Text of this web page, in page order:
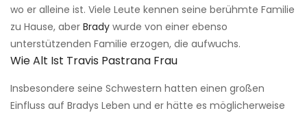
wo er alleine ist. Viele Leute kennen seine berühmte Familie
zu Hause, aber Brady wurde von einer ebenso
unterstützenden Familie erzogen, die aufwuchs.
Wie Alt Ist Travis Pastrana Frau
Insbesondere seine Schwestern hatten einen großen
Einfluss auf Bradys Leben und er hätte es möglicherweise